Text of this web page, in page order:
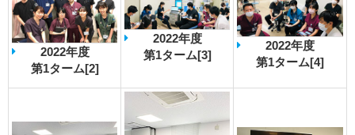
2022年度
第1ターム[2]
2022年度
第1ターム[3]
2022年度
第1ターム[4]